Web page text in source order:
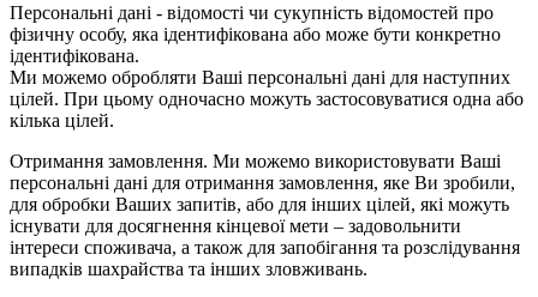
Персональні дані - відомості чи сукупність відомостей про
фізичну особу, яка ідентифікована або може бути конкретно
ідентифікована.
Ми можемо обробляти Ваші персональні дані для наступних
цілей. При цьому одночасно можуть застосовуватися одна або
кілька цілей.
Отримання замовлення. Ми можемо використовувати Ваші
персональні дані для отримання замовлення, яке Ви зробили,
для обробки Ваших запитів, або для інших цілей, які можуть
існувати для досягнення кінцевої мети – задовольнити
інтереси споживача, а також для запобігання та розслідування
випадків шахрайства та інших зловживань.